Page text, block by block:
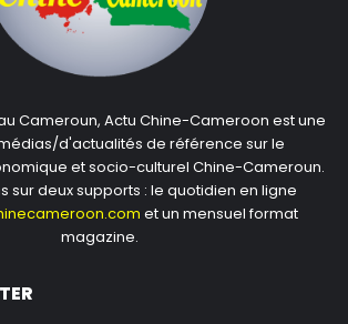
partager de nouvelles technologies
et durables pour modifier les
la transmission du paludisme.
contribuer à un monde sans
visons à atteindre l’excellence dans
de notre travail, en traçant la voie
et le développement responsables
génétiques, telles que l’impulsion
Cameroun, Actu Chine-Cameroon est une
d'actualités de référence sur le
et socio-culturel Chine-Cameroun.
sur deux supports : le quotidien en ligne
et un mensuel format
magazine.